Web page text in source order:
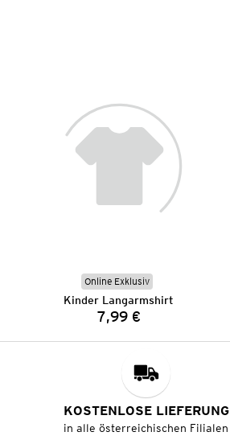
Online Exklusiv
Kinder Langarmshirt
Preis:
7,99 €
KOSTENLOSE LIEFERUNG
in alle österreichischen Filialen